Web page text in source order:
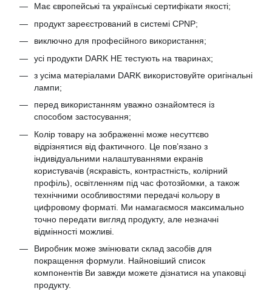
Має європейські та українські сертифікати якості;
продукт зареєстрований в системі CPNP;
виключно для професійного використання;
усі продукти DARK НЕ тестують на тваринах;
з усіма матеріалами DARK використовуйте оригінальні
лампи;
перед використанням уважно ознайомтеся із
способом застосування;
Колір товару на зображенні може несуттєво
відрізнятися від фактичного. Це пов’язано з
індивідуальними налаштуваннями екранів
користувачів (яскравість, контрастність, колірний
профіль), освітленням під час фотозйомки, а також
технічними особливостями передачі кольору в
цифровому форматі. Ми намагаємося максимально
точно передати вигляд продукту, але незначні
відмінності можливі.
Виробник може змінювати склад засобів для
покращення формули. Найновіший список
компонентів Ви завжди можете дізнатися на упаковці
продукту.